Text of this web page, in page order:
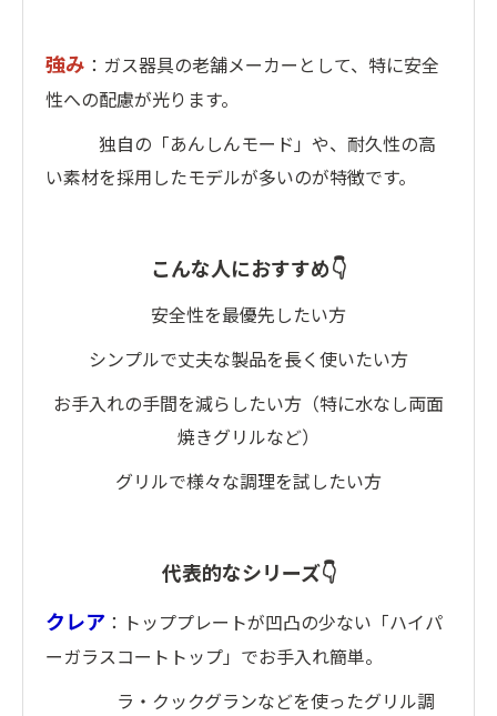
強み ：ガス器具の老舗メーカーとして、特に安全
性への配慮が光ります。
独自の「あんしんモード」や、耐久性の高
い素材を採用したモデルが多いのが特徴です。
こんな人におすすめ👇
安全性を最優先したい方
シンプルで丈夫な製品を長く使いたい方
お手入れの手間を減らしたい方（特に水なし両面
焼きグリルなど）
グリルで様々な調理を試したい方
代表的なシリーズ👇
クレア ：トッププレートが凹凸の少ない「ハイパ
ーガラスコートトップ」でお手入れ簡単。
ラ・クックグランなどを使ったグリル調